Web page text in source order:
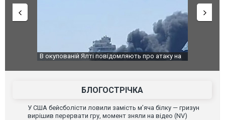
В окупованій Ялті повідомляють про атаку на
ВІДЕО
За 2000
склад
БЛОГОСТРІЧКА
У США бейсболісти ловили замість м’яча білку — гризун
вирішив перервати гру, момент зняли на відео (NV)